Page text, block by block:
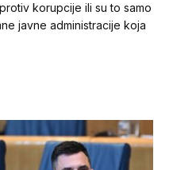
korupcije ili su to samo
javne administracije koja